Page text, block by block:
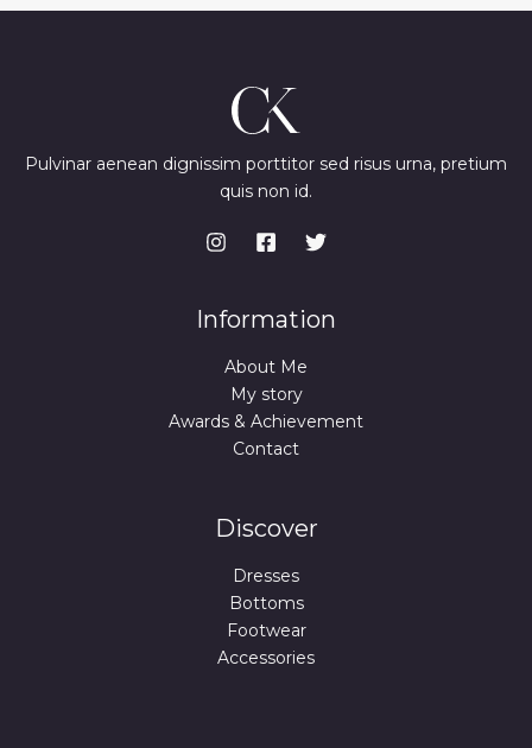
Pulvinar aenean dignissim porttitor sed risus urna, pretium
quis non id.
Information
About Me
My story
Awards & Achievement
Contact
Discover
Dresses
Bottoms
Footwear
Accessories